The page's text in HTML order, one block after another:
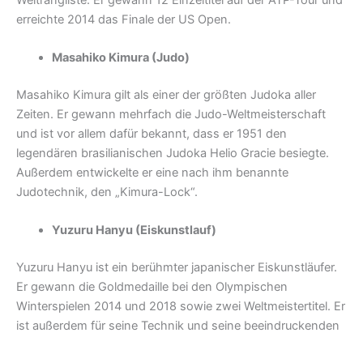
erreichte 2014 das Finale der US Open.
Masahiko Kimura (Judo)
Masahiko Kimura gilt als einer der größten Judoka aller
Zeiten. Er gewann mehrfach die Judo-Weltmeisterschaft
und ist vor allem dafür bekannt, dass er 1951 den
legendären brasilianischen Judoka Helio Gracie besiegte.
Außerdem entwickelte er eine nach ihm benannte
Judotechnik, den „Kimura-Lock“.
Yuzuru Hanyu (Eiskunstlauf)
Yuzuru Hanyu ist ein berühmter japanischer Eiskunstläufer.
Er gewann die Goldmedaille bei den Olympischen
Winterspielen 2014 und 2018 sowie zwei Weltmeistertitel. Er
ist außerdem für seine Technik und seine beeindruckenden